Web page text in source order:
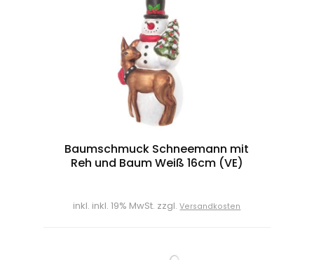
Baumschmuck Schneemann mit
Reh und Baum Weiß 16cm (VE)
inkl. inkl. 19% MwSt. zzgl.Versandkosten